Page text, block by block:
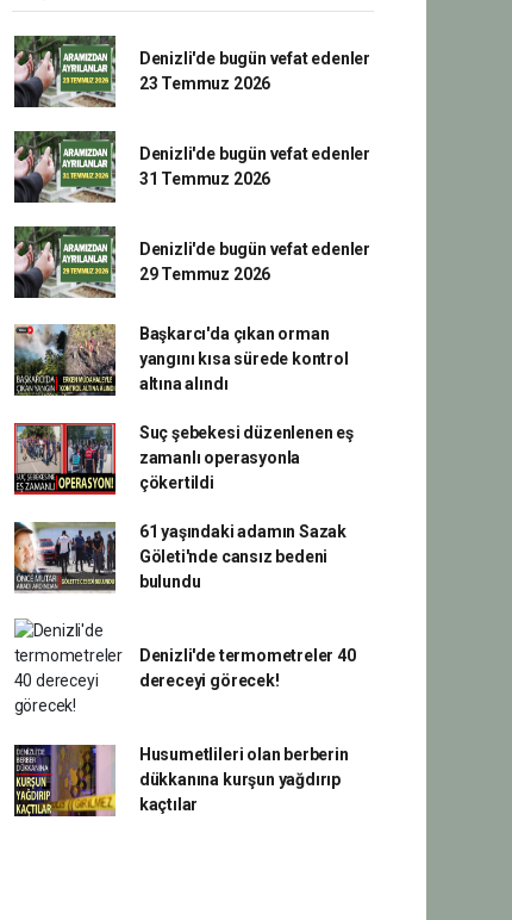
Denizli'de bugün vefat edenler
23 Temmuz 2026
Denizli'de bugün vefat edenler
31 Temmuz 2026
Denizli'de bugün vefat edenler
29 Temmuz 2026
Başkarcı'da çıkan orman
yangını kısa sürede kontrol
altına alındı
Suç şebekesi düzenlenen eş
zamanlı operasyonla
çökertildi
61 yaşındaki adamın Sazak
Göleti'nde cansız bedeni
bulundu
Denizli'de termometreler 40
dereceyi görecek!
Husumetlileri olan berberin
dükkanına kurşun yağdırıp
kaçtılar